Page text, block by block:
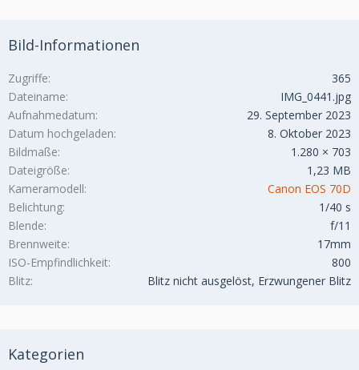
Bild-Informationen
Zugriffe
365
Dateiname
IMG_0441.jpg
Aufnahmedatum
29. September 2023
Datum hochgeladen
8. Oktober 2023
Bildmaße
1.280 × 703
Dateigröße
1,23 MB
Kameramodell
Canon EOS 70D
Belichtung
1/40 s
Blende
f/11
Brennweite
17mm
ISO-Empfindlichkeit
800
Blitz
Blitz nicht ausgelöst, Erzwungener Blitz
Kategorien